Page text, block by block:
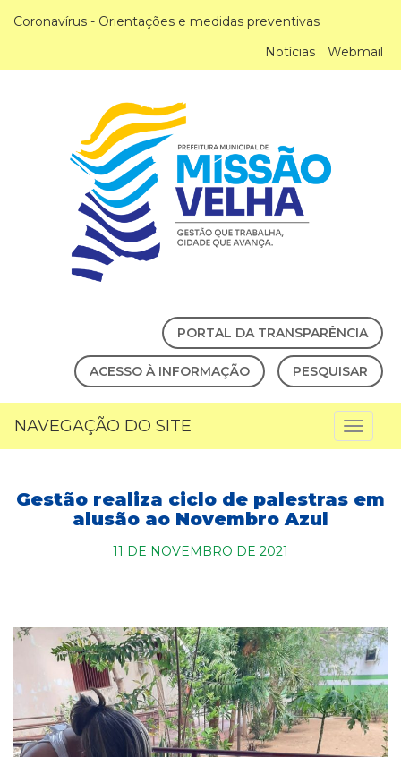
Coronavírus - Orientações e medidas preventivas
Notícias
Webmail
PORTAL DA TRANSPARÊNCIA
ACESSO À INFORMAÇÃO PESQUISAR
NAVEGAÇÃO DO SITE
Gestão realiza ciclo de palestras em
alusão ao Novembro Azul
11 DE NOVEMBRO DE 2021